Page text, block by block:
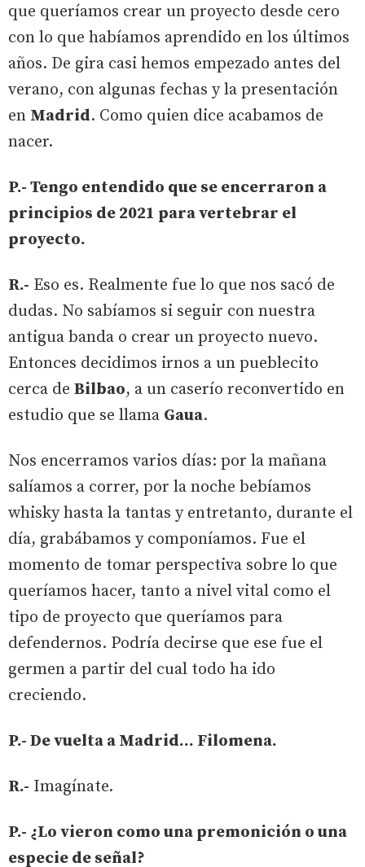
que queríamos crear un proyecto desde cero
con lo que habíamos aprendido en los últimos
años. De gira casi hemos empezado antes del
verano, con algunas fechas y la presentación
en Madrid. Como quien dice acabamos de
nacer.
P.- Tengo entendido que se encerraron a
principios de 2021 para vertebrar el
proyecto.
R.- Eso es. Realmente fue lo que nos sacó de
dudas. No sabíamos si seguir con nuestra
antigua banda o crear un proyecto nuevo.
Entonces decidimos irnos a un pueblecito
cerca de Bilbao, a un caserío reconvertido en
estudio que se llama Gaua.
Nos encerramos varios días: por la mañana
salíamos a correr, por la noche bebíamos
whisky hasta la tantas y entretanto, durante el
día, grabábamos y componíamos. Fue el
momento de tomar perspectiva sobre lo que
queríamos hacer, tanto a nivel vital como el
tipo de proyecto que queríamos para
defendernos. Podría decirse que ese fue el
germen a partir del cual todo ha ido
creciendo.
P.- De vuelta a Madrid... Filomena.
R.- Imagínate.
P.- ¿Lo vieron como una premonición o una
especie de señal?